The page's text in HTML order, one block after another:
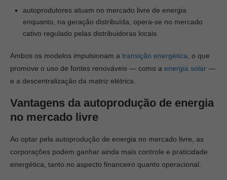
autoprodutores atuam no mercado livre de energia
enquanto, na geração distribuída, opera-se no mercado
cativo regulado pelas distribuidoras locais.
Ambos os modelos impulsionam a transição energética , o que
promove o uso de fontes renováveis — como a energia solar —
e a descentralização da matriz elétrica.
Vantagens da autoprodução de energia
no mercado livre
Ao optar pela autoprodução de energia no mercado livre, as
corporações podem ganhar ainda mais controle e praticidade
energética, tanto no aspecto financeiro quanto operacional.